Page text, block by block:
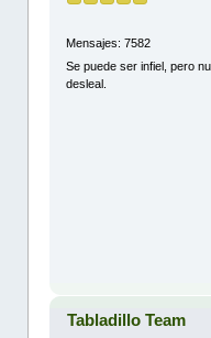
Mensajes: 7582
Se puede ser infiel, pero
desleal.
Tabladillo Team